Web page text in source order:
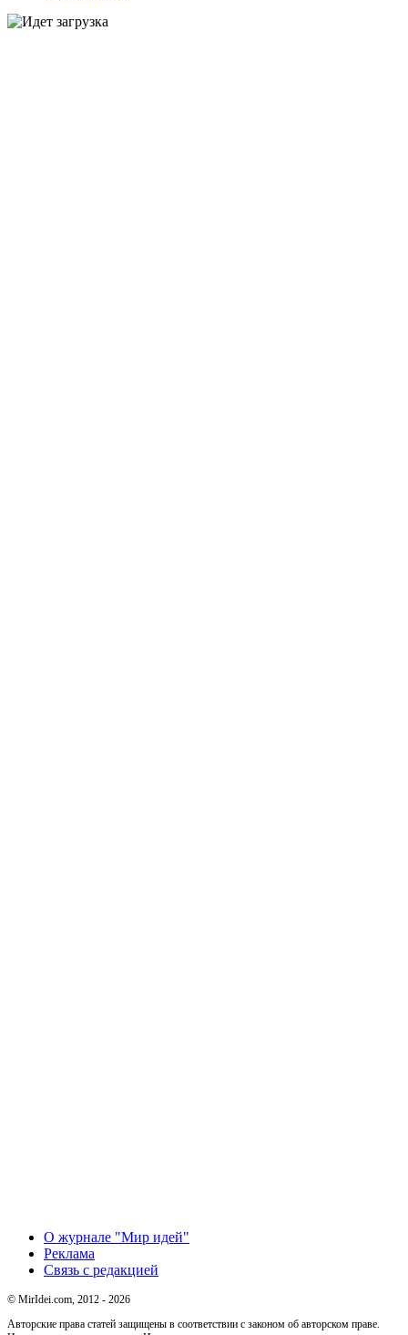
О журнале "Мир идей"
Реклама
Связь с редакцией
© MirIdei.com, 2012 - 2026
Авторские права статей защищены в соответствии с законом об авторском праве.